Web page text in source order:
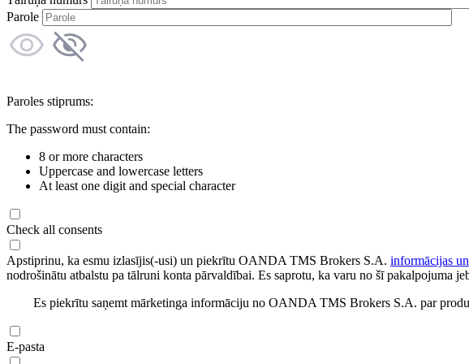
Parole
Paroles stiprums:
The password must contain:
8 or more characters
Uppercase and lowercase letters
At least one digit and special character
Check all consents
Apstiprinu, ka esmu izlasījis(-usi) un piekrītu OANDA TMS Brokers S.A. informācijas
nodrošinātu atbalstu pa tālruni konta pārvaldībai. Es saprotu, ka varu no šī pakalpojuma
Es piekrītu saņemt mārketinga informāciju no OANDA TMS Brokers S.A. par
E-pasta